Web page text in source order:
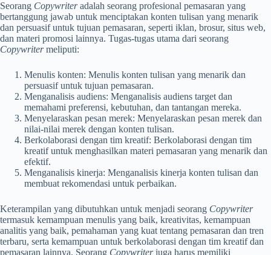
Seorang Copywriteradalah seorang profesional pemasaran yang
bertanggung jawab untuk menciptakan konten tulisan yang menarik
dan persuasif untuk tujuan pemasaran, seperti iklan, brosur, situs web,
dan materi promosi lainnya. Tugas-tugas utama dari seorang
Copywritermeliputi:
Menulis konten: Menulis konten tulisan yang menarik dan
persuasif untuk tujuan pemasaran.
Menganalisis audiens: Menganalisis audiens target dan
memahami preferensi, kebutuhan, dan tantangan mereka.
Menyelaraskan pesan merek: Menyelaraskan pesan merek dan
nilai-nilai merek dengan konten tulisan.
Berkolaborasi dengan tim kreatif: Berkolaborasi dengan tim
kreatif untuk menghasilkan materi pemasaran yang menarik dan
efektif.
Menganalisis kinerja: Menganalisis kinerja konten tulisan dan
membuat rekomendasi untuk perbaikan.
Keterampilan yang dibutuhkan untuk menjadi seorang Copywriter
termasuk kemampuan menulis yang baik, kreativitas, kemampuan
analitis yang baik, pemahaman yang kuat tentang pemasaran dan tren
terbaru, serta kemampuan untuk berkolaborasi dengan tim kreatif dan
pemasaran lainnya. Seorang Copywriterjuga harus memiliki